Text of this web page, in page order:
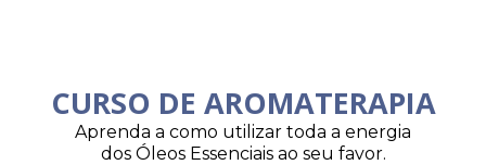
CURSO DE AROMATERAPIA
Aprenda a como utilizar toda a energia
dos Óleos Essenciais ao seu favor.